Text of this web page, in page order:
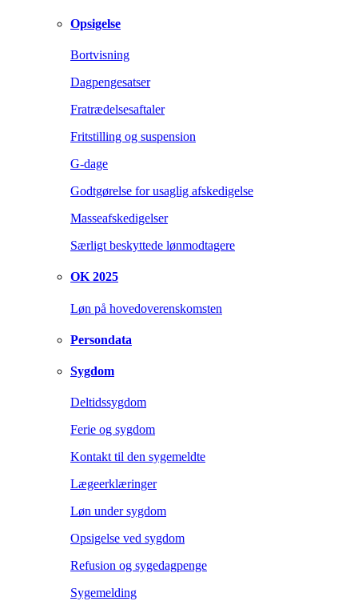
Opsigelse
Bortvisning
Dagpengesatser
Fratrædelsesaftaler
Fritstilling og suspension
G-dage
Godtgørelse for usaglig afskedigelse
Masseafskedigelser
Særligt beskyttede lønmodtagere
OK 2025
Løn på hovedoverenskomsten
Persondata
Sygdom
Deltidssygdom
Ferie og sygdom
Kontakt til den sygemeldte
Lægeerklæringer
Løn under sygdom
Opsigelse ved sygdom
Refusion og sygedagpenge
Sygemelding